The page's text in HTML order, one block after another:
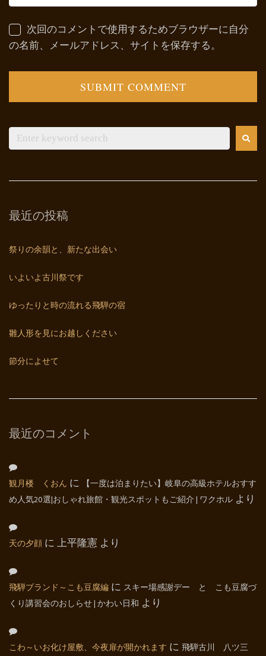
次回のコメントで使用するためブラウザーに自分
の名前、メールアドレス、サイトを保存する。
最近の投稿
祭りの余韻と、新たな出会い
いよいよ古川祭です
ゆったりと時の流れる飛騨の宿
雛人形を見にお越しください
節分によせて
最近のコメント
観月楼 くおん に
【一度は泊まりたい】岐阜の高級ホテルおすす
め人気20選|おしゃれ旅館・観光スポットもご紹介 | ワクホル より
天の夕顔 に 上平隆憲 より
飛騨ブランド～こも豆腐編 に スキー場感謝デー と こも豆腐づ
くり講習会のおしらせ | かわい日和 より
こわ～いお化け屋敷、今夜扉が開かれます に 飛騨古川 八ツ三